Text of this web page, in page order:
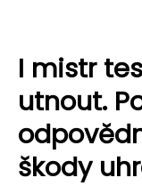
I mistr
utnout.
škody